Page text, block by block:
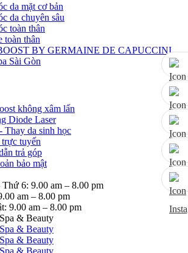
da mặt cơ bản
da chuyên sâu
toàn thân
toàn thân
BY GERMAINE DE CAPUCCINI
Sài Gòn
không xâm lấn
Diode Laser
Thay da sinh học
tuyến
trả góp
bảo mật
6: 9.00 am – 8.00 pm
am – 8.00 pm
9.00 am – 8.00 pm